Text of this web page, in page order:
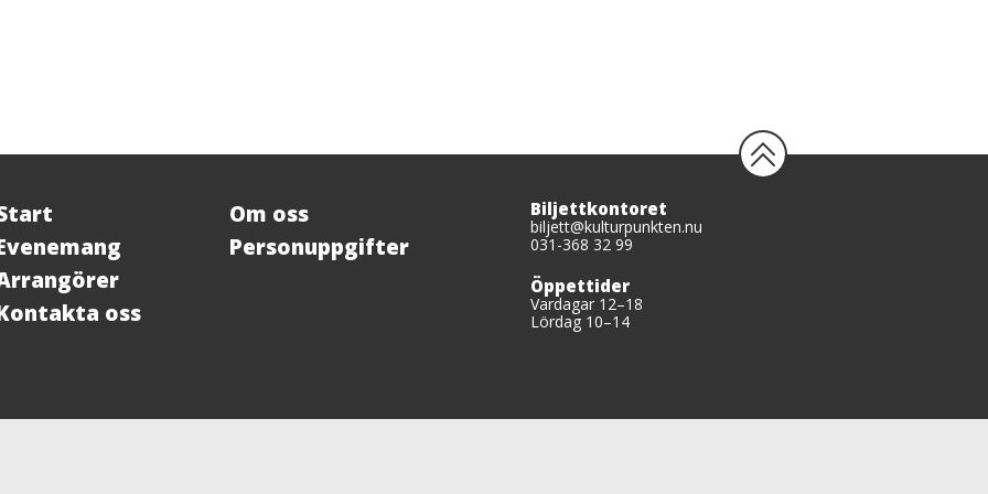
oss
Om oss
Personuppgifter
Biljettkontoret
biljett@kulturpunkten.nu
031-368 32 99
Öppettider
Vardagar 12–18
Lördag 10–14